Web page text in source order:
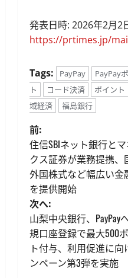
発表日時: 2026年2月2
https://prtimes.jp/
Tags: PayPay
PayPay
ト
コード決済 ポイント
域経済
福島銀行
投
稿
ナ
ビ
ゲ
ー
前:
住信SBIネット銀行と
クス証券が業務提携、
外国株式など幅広い金
を提供開始
次へ:
山梨中央銀行、PayPay
規口座登録で最大500
ト付与、利用促進に向
ンペーン第3弾を実施